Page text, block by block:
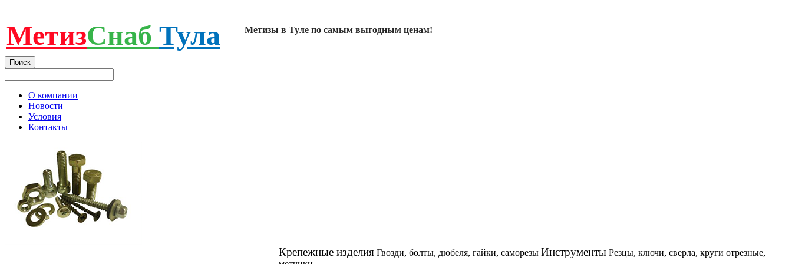
МетизСнаб Тула Метизы в Туле по самым выгодным ценам!
О компании
Новости
Условия
Контакты
Крепежные изделия Гвозди, болты, дюбеля, гайки, саморезы Инструменты Резцы, ключи, сверла, круги отрезные,